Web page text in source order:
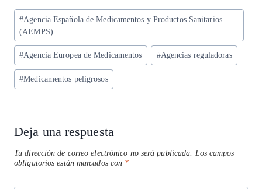
ts
A
p
p
eg
m
eb
o
k
ke
n
ai re
Etiquetas
de
la
entrada:
#Agencia Española de Medicamentos y Productos Sanitarios
(AEMPS)
#Agencia Europea de Medicamentos #Agencias reguladoras
#Medicamentos peligrosos
Deja una respuesta
Tu dirección de correo electrónico no será publicada. Los campos
obligatorios están marcados con *